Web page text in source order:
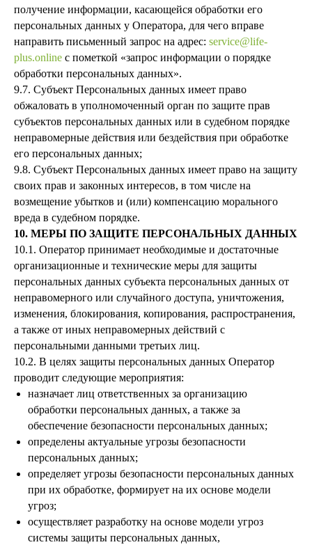
получение информации, касающейся обработки его
персональных данных у Оператора, для чего вправе
направить письменный запрос на адрес: service@life-
plus.online с пометкой «запрос информации о порядке
обработки персональных данных».
9.7. Субъект Персональных данных имеет право
обжаловать в уполномоченный орган по защите прав
субъектов персональных данных или в судебном порядке
неправомерные действия или бездействия при обработке
его персональных данных;
9.8. Субъект Персональных данных имеет право на защиту
своих прав и законных интересов, в том числе на
возмещение убытков и (или) компенсацию морального
вреда в судебном порядке.
10. МЕРЫ ПО ЗАЩИТЕ ПЕРСОНАЛЬНЫХ ДАННЫХ
10.1. Оператор принимает необходимые и достаточные
организационные и технические меры для защиты
персональных данных субъекта персональных данных от
неправомерного или случайного доступа, уничтожения,
изменения, блокирования, копирования, распространения,
а также от иных неправомерных действий с
персональными данными третьих лиц.
10.2. В целях защиты персональных данных Оператор
проводит следующие мероприятия:
назначает лиц ответственных за организацию
обработки персональных данных, а также за
обеспечение безопасности персональных данных;
определены актуальные угрозы безопасности
персональных данных;
определяет угрозы безопасности персональных данных
при их обработке, формирует на их основе модели
угроз;
осуществляет разработку на основе модели угроз
системы защиты персональных данных,